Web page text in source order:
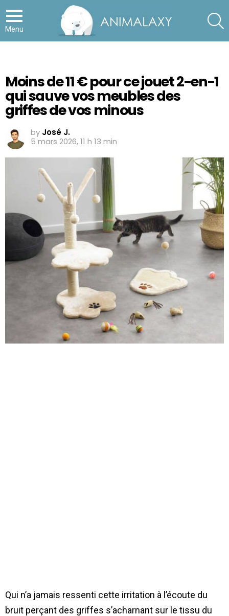
Menu
Moins de 11 € pour ce jouet 2-en-1
qui sauve vos meubles des
griffes de vos minous
by José J.
5 mars 2026, 11 h 13 min
Qui n’a jamais ressenti cette irritation à l’écoute du
bruit perçant des griffes s’acharnant sur le tissu du